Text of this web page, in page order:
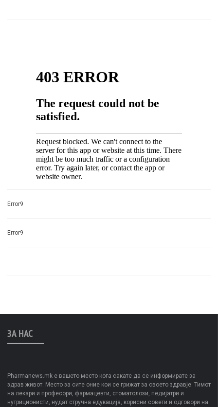
Error9
Error9
ЗА НАС
Pharmanews.mk е вашето место кога сакате да се информирате за
здрав живот. Место за сите оние кои се грижат за своето здравје. Тимот
на лекари и професори, фармацевти, стоматолози, педијатри и
нутриционисти, нудат стручна едукација, корисни совети и одговори на